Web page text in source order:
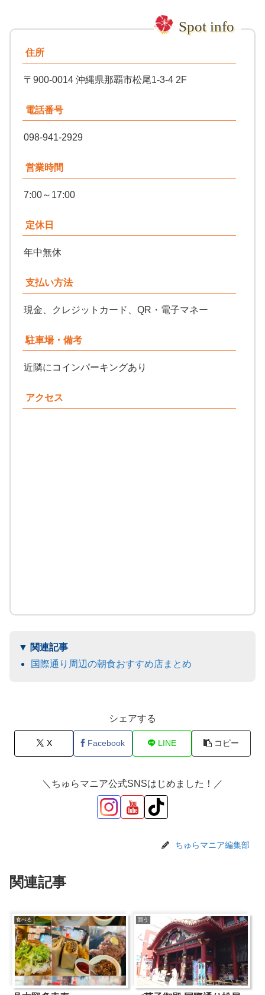
住所
〒900-0014 沖縄県那覇市松尾1-3-4 2F
電話番号
098-941-2929
営業時間
7:00～17:00
定休日
年中無休
支払い方法
現金、クレジットカード、QR・電子マネー
駐車場・備考
近隣にコインパーキングあり
アクセス
国際通り周辺の朝食おすすめ店まとめ
シェアする
X Facebook LINE コピー
＼ちゅらマニア公式SNSはじめました！／
ちゅらマニア編集部
関連記事
食べる 買う